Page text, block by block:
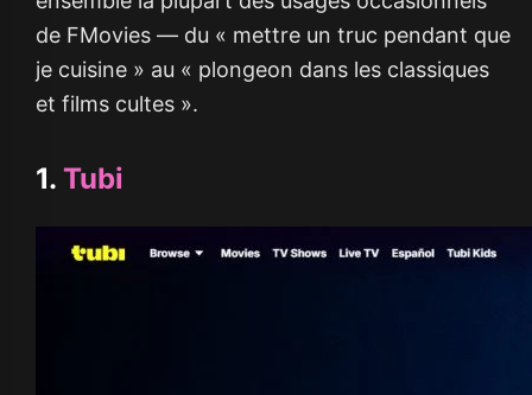
de FMovies — du « mettre un truc pendant que
je cuisine » au « plongeon dans les classiques
et films cultes ».
1.Tubi